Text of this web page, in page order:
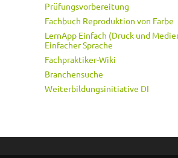
Prüfungsvorbereitung
Fachbuch Reproduktion von Farbe
LernApp Einfach (Druck und
Einfacher Sprache
Fachpraktiker-Wiki
Branchensuche
Weiterbildungsinitiative DI